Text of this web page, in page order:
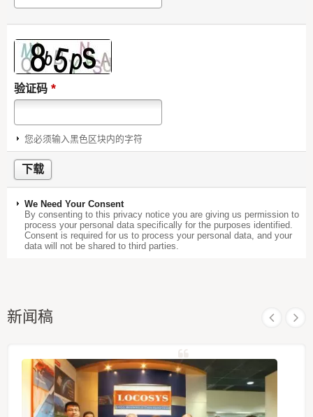
验证码 *
您必须输入黑色区块内的字符
We Need Your Consent
By consenting to this privacy notice you are giving us permission to
process your personal data specifically for the purposes identified.
Consent is required for us to process your personal data, and your
data will not be shared to third parties.
新闻稿